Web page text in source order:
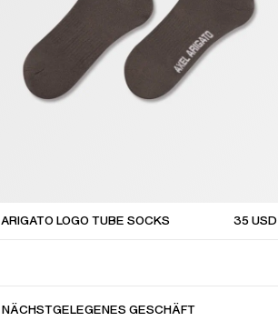
ARIGATO LOGO TUBE SOCKS 35USD
NÄCHSTGELEGENES GESCHÄFT